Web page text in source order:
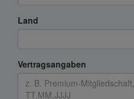
Land
Vertragsangaben